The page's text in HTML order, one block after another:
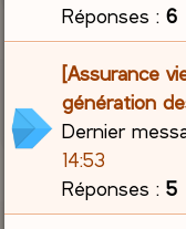
Réponses :6
[Assurance
génération
Dernier
14:53
Réponses :5